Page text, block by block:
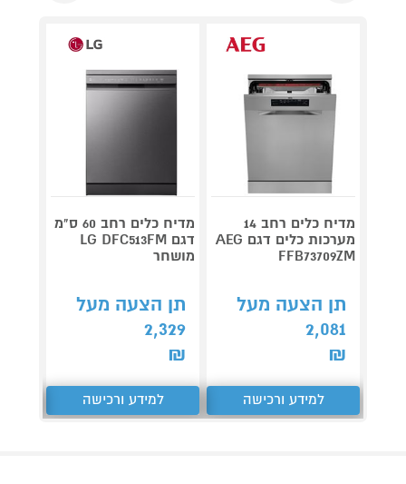
מדיח כלים רחב 14
מערכות כלים דגם AEG
FFB73709ZM
תן הצעה מעל
2,081
₪
למידע ורכישה
מדיח כלים רחב 60 ס"מ
דגם LG DFC513FM
מושחר
תן הצעה מעל
2,329
₪
למידע ורכישה